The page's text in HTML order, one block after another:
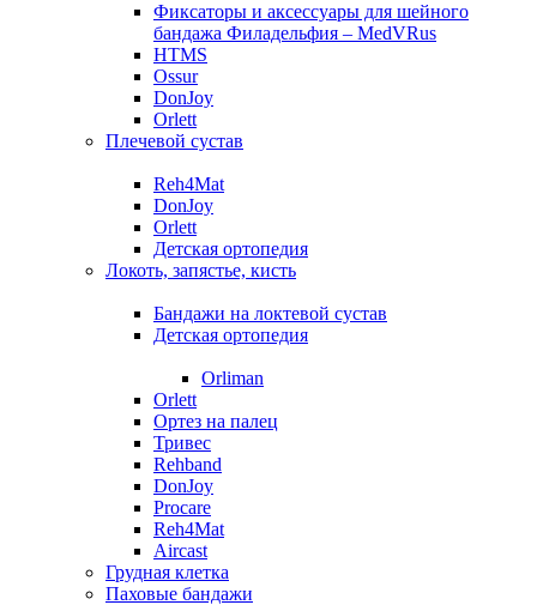
Фиксаторы и аксессуары для шейного
бандажа Филадельфия – MedVRus
HTMS
Ossur
DonJoy
Orlett
Плечевой сустав
Reh4Mat
DonJoy
Orlett
Детская ортопедия
Локоть, запястье, кисть
Бандажи на локтевой сустав
Детская ортопедия
Orliman
Orlett
Ортез на палец
Тривес
Rehband
DonJoy
Procare
Reh4Mat
Aircast
Грудная клетка
Паховые бандажи